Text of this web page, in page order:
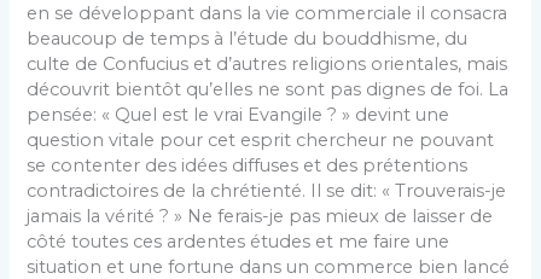
en se développant dans la vie commerciale il consacra
beaucoup de temps à l’étude du bouddhisme, du
culte de Confucius et d’autres religions orientales, mais
découvrit bientôt qu’elles ne sont pas dignes de foi. La
pensée: « Quel est le vrai Evangile ? » devint une
question vitale pour cet esprit chercheur ne pouvant
se contenter des idées diffuses et des prétentions
contradictoires de la chrétienté. Il se dit: « Trouverais-je
jamais la vérité ? » Ne ferais-je pas mieux de laisser de
côté toutes ces ardentes études et me faire une
situation et une fortune dans un commerce bien lancé